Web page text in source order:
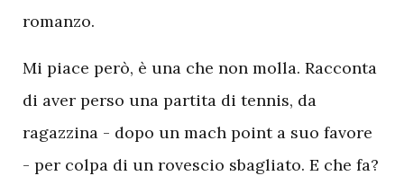
romanzo.
Mi piace però, è una che non molla. Racconta
di aver perso una partita di tennis, da
ragazzina - dopo un mach point a suo favore
- per colpa di un rovescio sbagliato. E che fa?